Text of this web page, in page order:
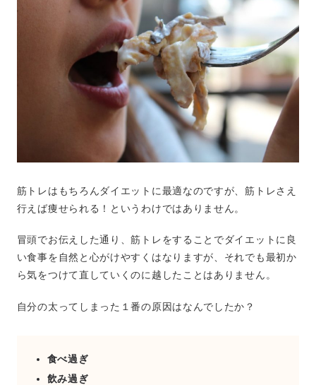
筋トレはもちろんダイエットに最適なのですが、筋トレさえ
行えば痩せられる！というわけではありません。
冒頭でお伝えした通り、筋トレをすることでダイエットに良
い食事を自然と心がけやすくはなりますが、それでも最初か
ら気をつけて直していくのに越したことはありません。
自分の太ってしまった１番の原因はなんでしたか？
食べ過ぎ
飲み過ぎ